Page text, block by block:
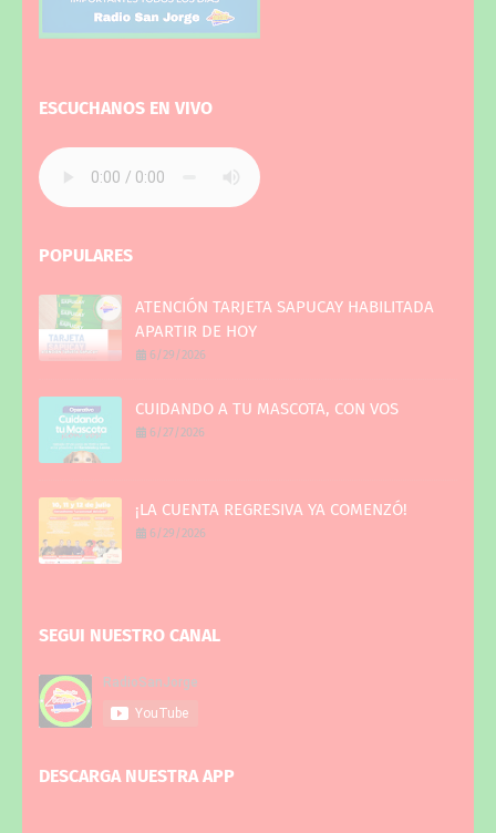
ESCUCHANOS EN VIVO
POPULARES
ATENCIÓN TARJETA SAPUCAY HABILITADA
APARTIR DE HOY
6/29/2026
CUIDANDO A TU MASCOTA, CON VOS
6/27/2026
¡LA CUENTA REGRESIVA YA COMENZÓ!
6/29/2026
SEGUI NUESTRO CANAL
DESCARGA NUESTRA APP